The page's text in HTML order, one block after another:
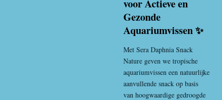
voor Actieve en
Gezonde
Aquariumvissen ✨
Met Sera Daphnia Snack
Nature geven we tropische
aquariumvissen een natuurlijke
aanvullende snack op basis
van hoogwaardige gedroogde